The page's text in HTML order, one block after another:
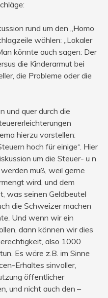
rund um den „Homo
wählen: „Lokaler
könnte auch sagen: Der
die Kinderarmut bei
die Probleme oder die
und quer durch die
hierzu vorstellen:
hoch für einige“. Hier
um die Steuer- u n
muß, weil gerne
wird, und dem
was seinen Geldbeutel
die Schweizer machen
Und wenn wir ein
dann können wir dies
also 1000
Es wäre z.B. im Sinne
Erhaltes sinvoller,
öffentlicher
und nicht auch den –